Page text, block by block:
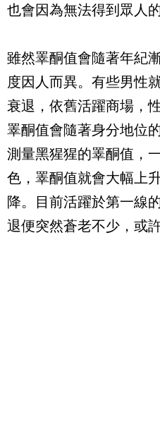
也會因為無法得到眾人
雖然睪酮值會隨著年紀
度因人而異。有些男性
衰退，依舊活躍商場，
睪酮值會隨著身分地位
測量黑猩猩的睪酮值，
色，睪酮值就會大幅上
降。目前活躍於第一線
退便突然蒼老不少，或